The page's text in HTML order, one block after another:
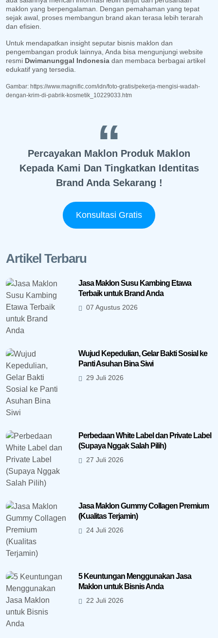
maklon yang berpengalaman. Dengan pemahaman yang tepat
sejak awal, proses membangun brand akan terasa lebih terarah
dan efisien.
Untuk mendapatkan insight seputar bisnis maklon dan
pengembangan produk lainnya, Anda bisa mengunjungi website
resmi Dwimanunggal Indonesia dan membaca berbagai artikel
edukatif yang tersedia.
Gambar: https://www.magnific.com/idn/foto-gratis/pekerja-mengisi-wadah-
dengan-krim-di-pabrik-kosmetik_10229033.htm
Percayakan Maklon Produk Maklon
Kepada Kami Dan Tingkatkan Identitas
Brand Anda Sekarang !
Konsultasi Gratis
Artikel Terbaru
Jasa Maklon Susu Kambing Etawa
Terbaik untuk Brand Anda
07 Agustus 2026
Wujud Kepedulian, Gelar Bakti Sosial ke
Panti Asuhan Bina Siwi
29 Juli 2026
Perbedaan White Label dan Private Label
(Supaya Nggak Salah Pilih)
27 Juli 2026
Jasa Maklon Gummy Collagen Premium
(Kualitas Terjamin)
24 Juli 2026
5 Keuntungan Menggunakan Jasa
Maklon untuk Bisnis Anda
22 Juli 2026